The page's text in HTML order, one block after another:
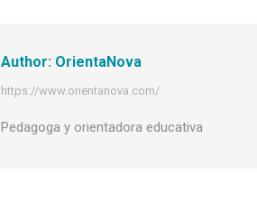
Author: OrientaNova
https://www.orientanova.com/
Pedagoga y orientadora educativa